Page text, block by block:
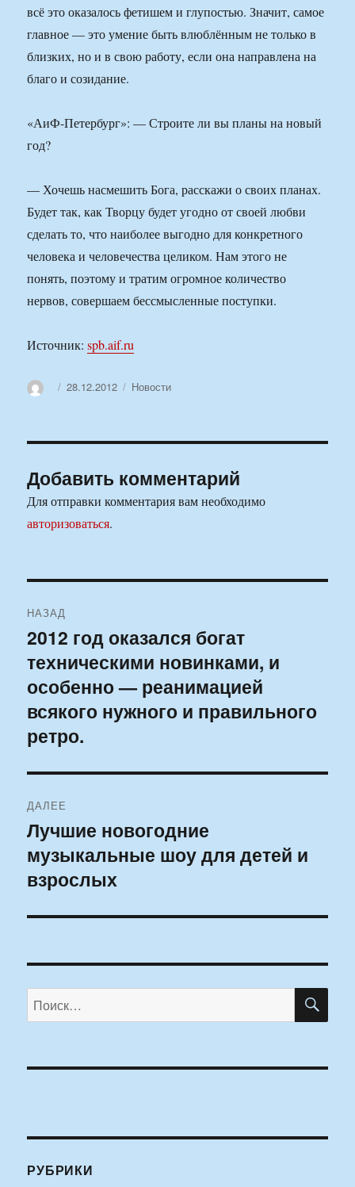
всё это оказалось фетишем и глупостью. Значит, самое
главное — это умение быть влюблённым не только в
близких, но и в свою работу, если она направлена на
благо и созидание.
«АиФ-Петербург»: — Строите ли вы планы на новый
год?
— Хочешь насмешить Бога, расскажи о своих планах.
Будет так, как Творцу будет угодно от своей любви
сделать то, что наиболее выгодно для конкретного
человека и человечества целиком. Нам этого не
понять, поэтому и тратим огромное количество
нервов, совершаем бессмысленные поступки.
Источник:spb.aif.ru
АвторОпубликовано
28.12.2012 Рубрики
Новости
Добавить комментарий
Для отправки комментария вам необходимо
авторизоваться.
по
записям
НАЗАД
Предыдущая
запись:
2012 год оказался богат
техническими новинками, и
особенно — реанимацией
всякого нужного и правильного
ретро.
ДАЛЕЕ
Следующая
запись:
Лучшие новогодние
музыкальные шоу для детей и
взрослых
Искать:
РУБРИКИ